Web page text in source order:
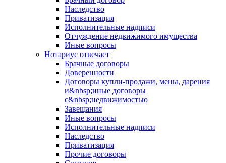
Наследство
Приватизация
Исполнительные надписи
Отчуждение недвижимого имущества
Иные вопросы
Нотариус отвечает
Брачные договоры
Доверенности
Договоры купли-продажи, мены, дарения
и&nbsp;иные договоры
с&nbsp;недвижимостью
Завещания
Иные вопросы
Исполнительные надписи
Наследство
Приватизация
Прочие договоры